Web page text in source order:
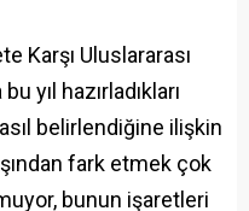
Karşı Uluslararası
yıl hazırladıkları
belirlendiğine ilişkin
fark etmek çok
bunun işaretleri